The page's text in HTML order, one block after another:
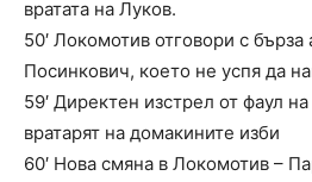
вратата на Луков.
50′ Локомотив отговори с
Посинкович, което не успя да
59′ Директен изстрел от фаул
вратарят на домакините изби
60′ Нова смяна в Локомотив –